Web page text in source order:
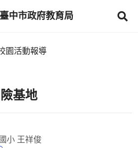
臺中市政府教育局
園活動報導
基地
小 王祥俊